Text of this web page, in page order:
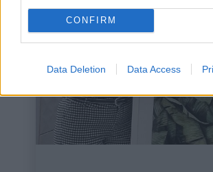
CONFIRM
Data Deletion Data Access
Tovább a bejegyzéshez